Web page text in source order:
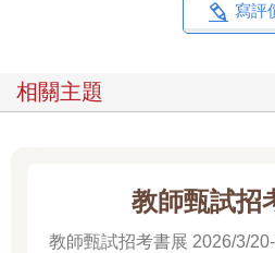
寫評
相關主題
教師甄試招
教師甄試招考書展 2026/3/